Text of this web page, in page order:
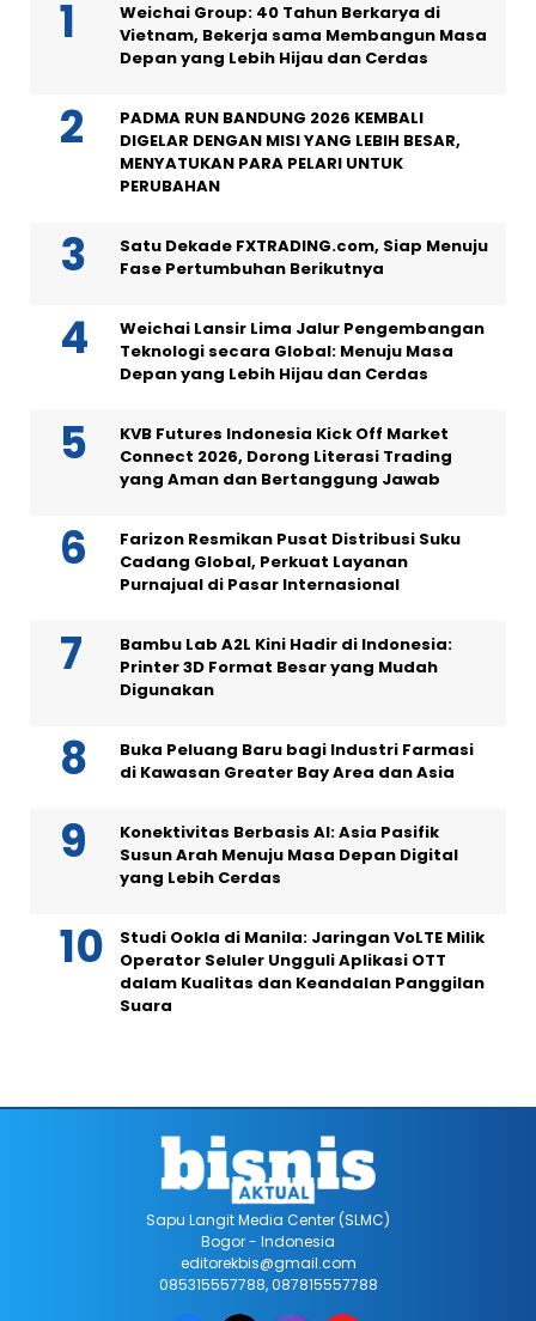
Weichai Group: 40 Tahun Berkarya di
Vietnam, Bekerja sama Membangun Masa
Depan yang Lebih Hijau dan Cerdas
PADMA RUN BANDUNG 2026 KEMBALI
DIGELAR DENGAN MISI YANG LEBIH BESAR,
MENYATUKAN PARA PELARI UNTUK
PERUBAHAN
Satu Dekade FXTRADING.com, Siap Menuju
Fase Pertumbuhan Berikutnya
Weichai Lansir Lima Jalur Pengembangan
Teknologi secara Global: Menuju Masa
Depan yang Lebih Hijau dan Cerdas
KVB Futures Indonesia Kick Off Market
Connect 2026, Dorong Literasi Trading
yang Aman dan Bertanggung Jawab
Farizon Resmikan Pusat Distribusi Suku
Cadang Global, Perkuat Layanan
Purnajual di Pasar Internasional
Bambu Lab A2L Kini Hadir di Indonesia:
Printer 3D Format Besar yang Mudah
Digunakan
Buka Peluang Baru bagi Industri Farmasi
di Kawasan Greater Bay Area dan Asia
Konektivitas Berbasis AI: Asia Pasifik
Susun Arah Menuju Masa Depan Digital
yang Lebih Cerdas
Studi Ookla di Manila: Jaringan VoLTE Milik
Operator Seluler Ungguli Aplikasi OTT
dalam Kualitas dan Keandalan Panggilan
Suara
Sapu Langit Media Center (SLMC)
Bogor - Indonesia
editorekbis@gmail.com
085315557788, 087815557788